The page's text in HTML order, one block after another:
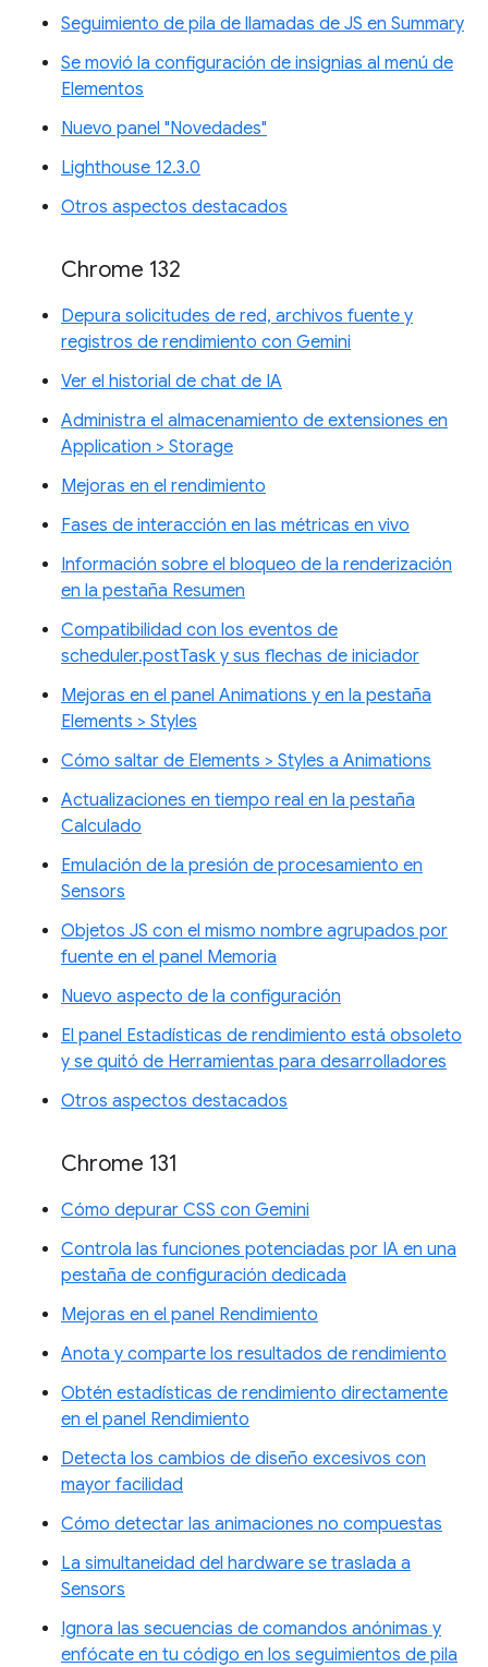
Seguimiento de pila de llamadas de JS en Summary
Se movió la configuración de insignias al menú de
Elementos
Nuevo panel "Novedades"
Lighthouse 12.3.0
Otros aspectos destacados
Chrome 132
Depura solicitudes de red, archivos fuente y
registros de rendimiento con Gemini
Ver el historial de chat de IA
Administra el almacenamiento de extensiones en
Application > Storage
Mejoras en el rendimiento
Fases de interacción en las métricas en vivo
Información sobre el bloqueo de la renderización
en la pestaña Resumen
Compatibilidad con los eventos de
scheduler.postTask y sus flechas de iniciador
Mejoras en el panel Animations y en la pestaña
Elements > Styles
Cómo saltar de Elements > Styles a Animations
Actualizaciones en tiempo real en la pestaña
Calculado
Emulación de la presión de procesamiento en
Sensors
Objetos JS con el mismo nombre agrupados por
fuente en el panel Memoria
Nuevo aspecto de la configuración
El panel Estadísticas de rendimiento está obsoleto
y se quitó de Herramientas para desarrolladores
Otros aspectos destacados
Chrome 131
Cómo depurar CSS con Gemini
Controla las funciones potenciadas por IA en una
pestaña de configuración dedicada
Mejoras en el panel Rendimiento
Anota y comparte los resultados de rendimiento
Obtén estadísticas de rendimiento directamente
en el panel Rendimiento
Detecta los cambios de diseño excesivos con
mayor facilidad
Cómo detectar las animaciones no compuestas
La simultaneidad del hardware se traslada a
Sensors
Ignora las secuencias de comandos anónimas y
enfócate en tu código en los seguimientos de pila